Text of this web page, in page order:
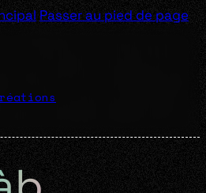
Passer au pied de page